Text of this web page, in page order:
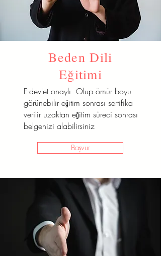
Beden Dili
Eğitimi
E-devlet onaylı Olup ömür boyu
görünebilir eğitim sonrası sertifika
verilir uzaktan eğitim süreci sonrası
belgenizi alabilirsiniz
Başvur